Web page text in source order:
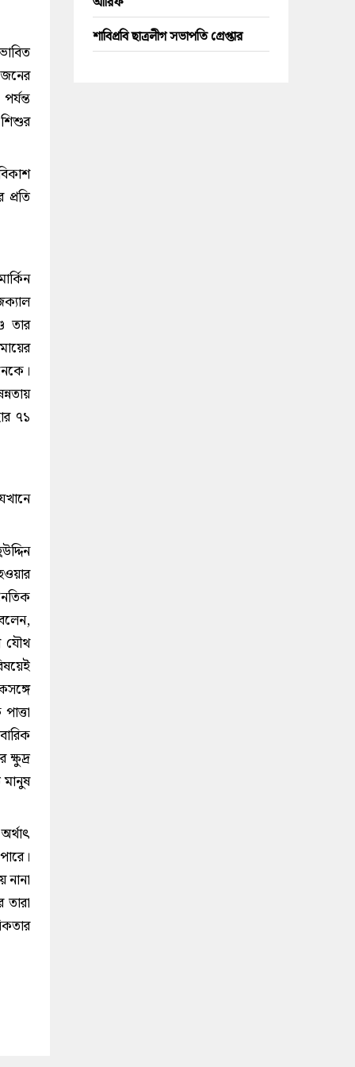
তার
৭১
যৌথ
ক্ষুদ্র
শাবিপ্রবি ছাত্রলীগ সভাপতি গ্রেপ্তার